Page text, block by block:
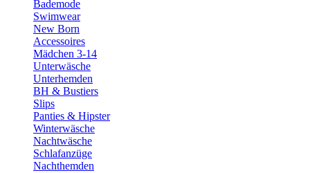
Bademode
Swimwear
New Born
Accessoires
Mädchen 3-14
Unterwäsche
Unterhemden
BH & Bustiers
Slips
Panties & Hipster
Winterwäsche
Nachtwäsche
Schlafanzüge
Nachthemden